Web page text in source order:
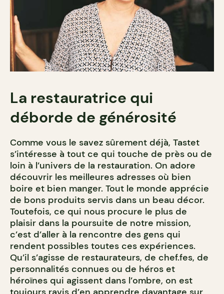
La restauratrice qui
déborde de générosité
Comme vous le savez sûrement déjà, Tastet
s’intéresse à tout ce qui touche de près ou de
loin à l’univers de la restauration. On adore
découvrir les meilleures adresses où bien
boire et bien manger. Tout le monde apprécie
de bons produits servis dans un beau décor.
Toutefois, ce qui nous procure le plus de
plaisir dans la poursuite de notre mission,
c’est d’aller à la rencontre des gens qui
rendent possibles toutes ces expériences.
Qu’il s’agisse de restaurateurs, de chef.fes, de
personnalités connues ou de héros et
héroïnes qui agissent dans l’ombre, on est